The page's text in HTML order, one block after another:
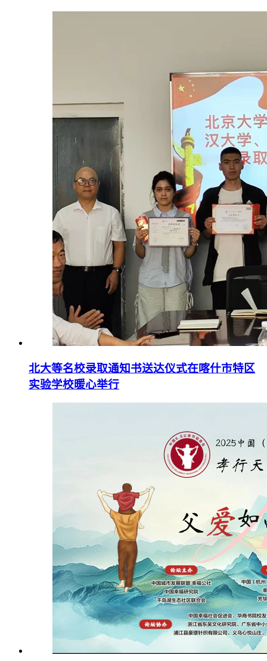
北大等名校录取通知书送达仪式在喀什市特区
实验学校暖心举行